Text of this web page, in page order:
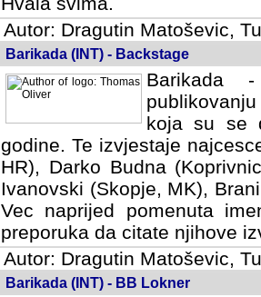
Autor: Dragutin Matoševic,
Barikada (INT) - Backstage
Barikada
koja su se
godine. Te izvjestaje
HR), Darko Budna
Ivanovski (Skopje, MK),
Vec naprijed pomenuta
preporuka da citate njihove
Autor: Dragutin Matoševic,
Barikada (INT) - BB Lokner